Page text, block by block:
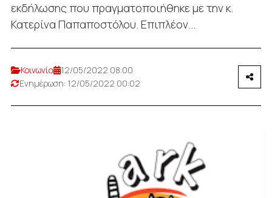
εκδήλωσης που πραγματοποιήθηκε με την κ.
Κατερίνα Παπαποστόλου. Επιπλέον...
Κοινωνία
12/05/2022 08:00
Ενημέρωση: 12/05/2022 00:02